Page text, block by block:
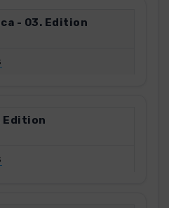
- 03. Edition
Edition